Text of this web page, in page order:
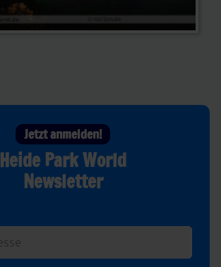
Jetzt anmelden!
Heide Park World
Newsletter